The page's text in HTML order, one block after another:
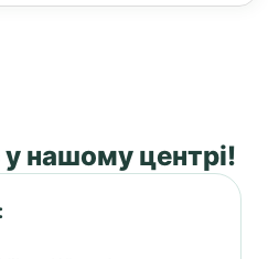
нашому центрі!